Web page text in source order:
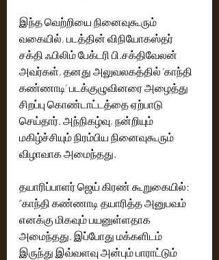
இந்த வெற்றியை நினைவுகூரும்
வகையில், படத்தின் விநியோகஸ்தர்
சக்தி ஃபிலிம் பேக்டரி பி.சக்திவேலன்
அவர்கள், தனது அலுவலகத்தில் ‘காந்தி
கண்ணாடி’ படக்குழுவினரை அழைத்து
சிறப்பு கொண்டாட்டத்தை ஏற்பாடு
செய்தார். அந்நிகழ்வு, நன்றியும்
மகிழ்ச்சியும் நிரம்பிய நினைவுகூரும்
விழாவாக அமைந்தது.
தயாரிப்பாளர் ஜெய் கிரண் கூறுகையில்:
“காந்தி கண்ணாடி தயாரித்த அனுபவம்
எனக்கு மிகவும் பயனுள்ளதாக
அமைந்தது. இப்போது மக்களிடம்
இருந்து இவ்வளவு அன்பும் பாராட்டும்